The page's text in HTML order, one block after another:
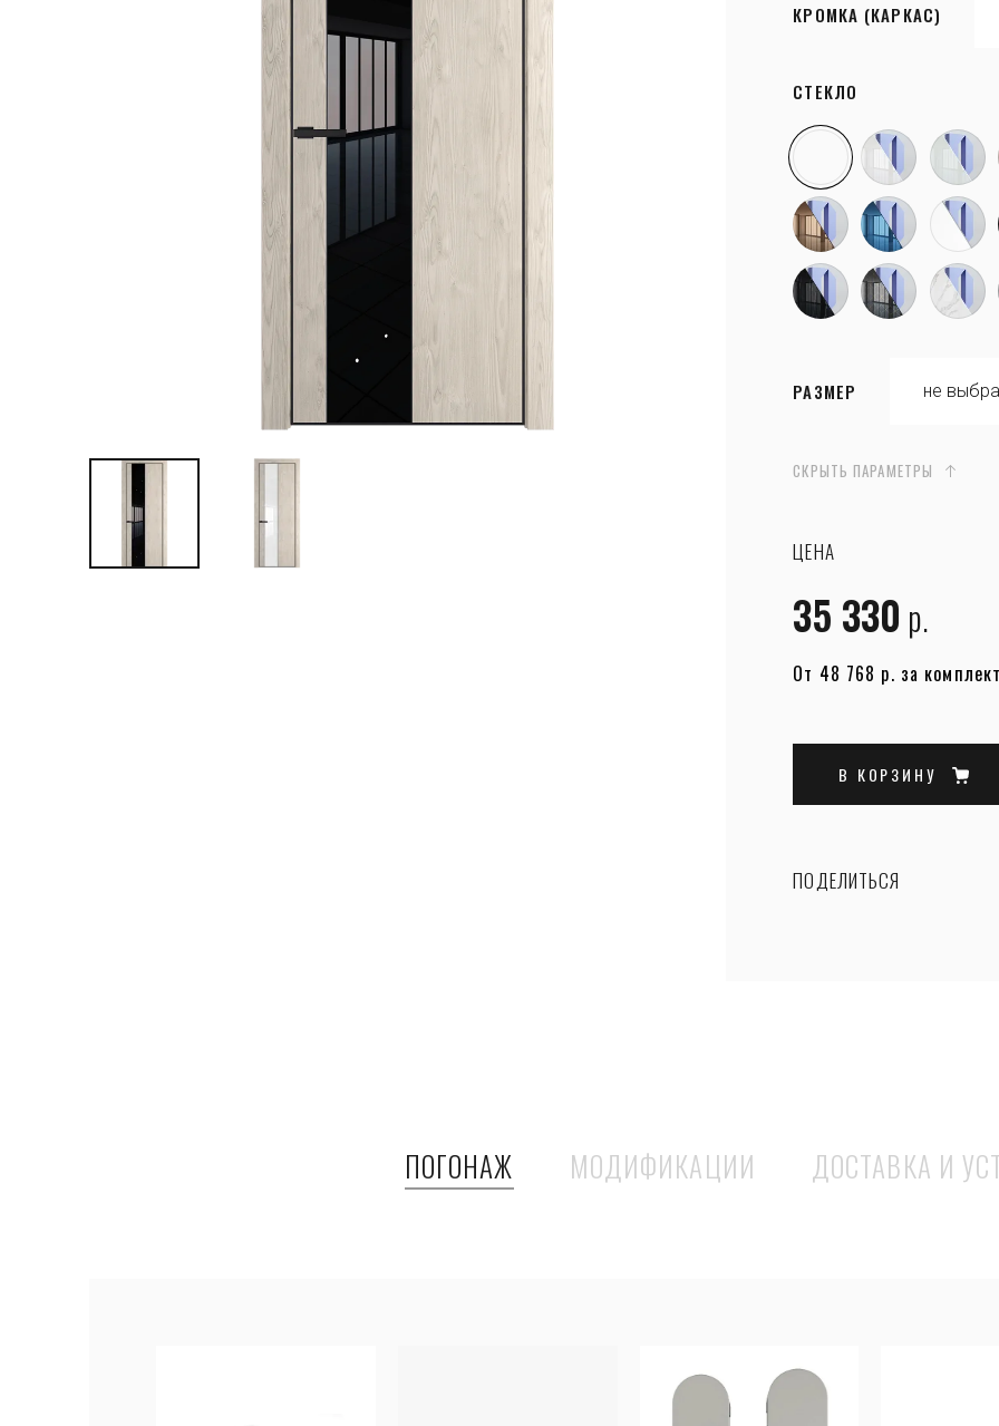
КРОМКА (КАРКАС)
СТЕКЛО
РАЗМЕР
СКРЫТЬ ПАРАМЕТРЫ
ЦЕНА
35 330 р.
От 48 768 р. за комплект
В КОРЗИНУ
ПОДЕЛИТЬСЯ
ПОГОНАЖ МОДИФИКАЦИИ ДОСТАВКА И